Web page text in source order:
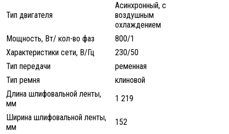
Тип двигателя
Асинхронный, с
воздушным
охлаждением
Мощность, Вт/ кол-во фаз
800/1
Характеристики сети, В/Гц
230/50
Тип передачи
ременная
Тип ремня
клиновой
Длина шлифовальной ленты,
мм
1 219
Ширина шлифовальной ленты,
мм
152